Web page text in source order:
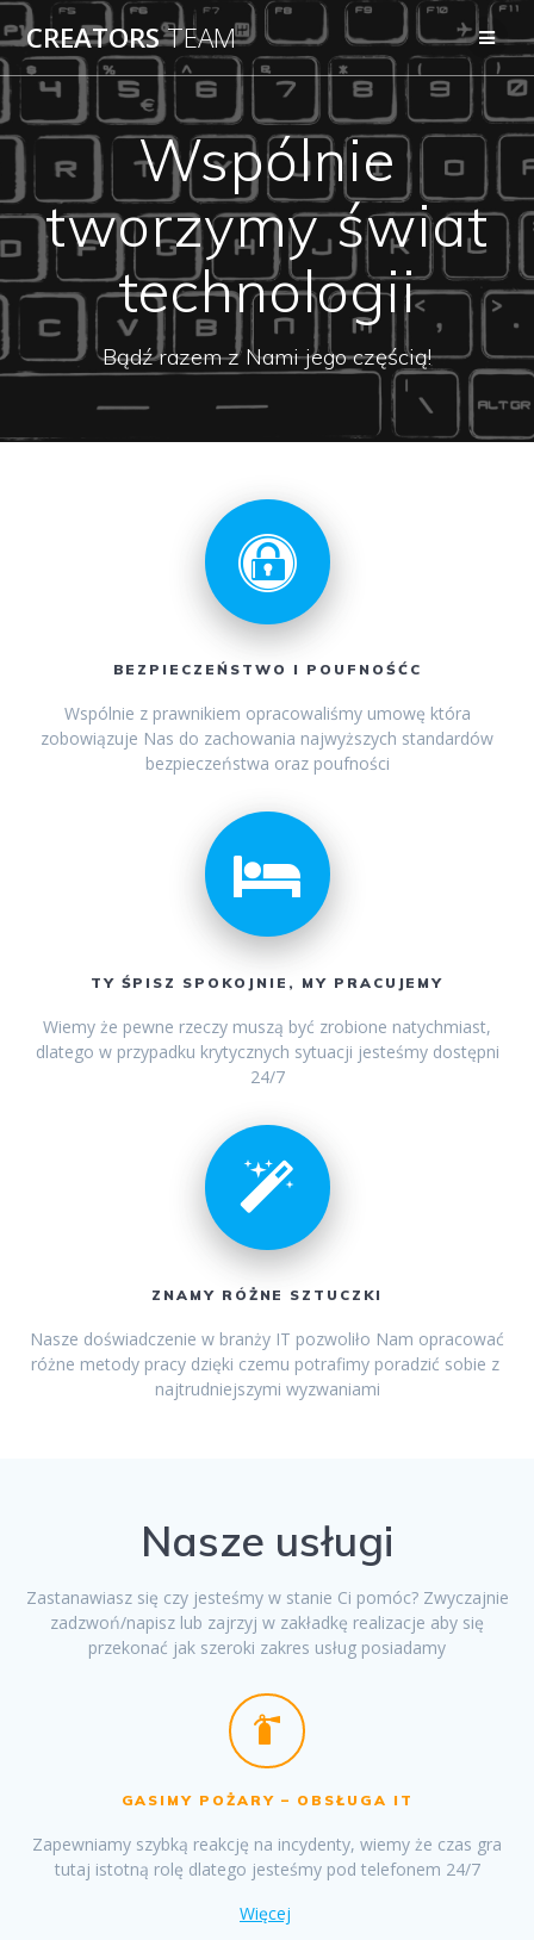
Skip
to
content
CREATORSTEAM
Wspólnie
tworzymy świat
technologii
Bądź razem z Nami jego częścią!
BEZPIECZEŃSTWO I POUFNOŚĆC
Wspólnie z prawnikiem opracowaliśmy umowę która
zobowiązuje Nas do zachowania najwyższych standardów
bezpieczeństwa oraz poufności
TY ŚPISZ SPOKOJNIE, MY PRACUJEMY
Wiemy że pewne rzeczy muszą być zrobione natychmiast,
dlatego w przypadku krytycznych sytuacji jesteśmy dostępni
24/7
ZNAMY RÓŻNE SZTUCZKI
Nasze doświadczenie w branży IT pozwoliło Nam opracować
różne metody pracy dzięki czemu potrafimy poradzić sobie z
najtrudniejszymi wyzwaniami
Nasze usługi
Zastanawiasz się czy jesteśmy w stanie Ci pomóc? Zwyczajnie
zadzwoń/napisz lub zajrzyj w zakładkę realizacje aby się
przekonać jak szeroki zakres usług posiadamy
GASIMY POŻARY – OBSŁUGA IT
Zapewniamy szybką reakcję na incydenty, wiemy że czas gra
tutaj istotną rolę dlatego jesteśmy pod telefonem 24/7
Więcej